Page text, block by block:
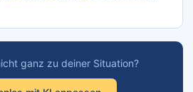
ganz zu deiner Situation?